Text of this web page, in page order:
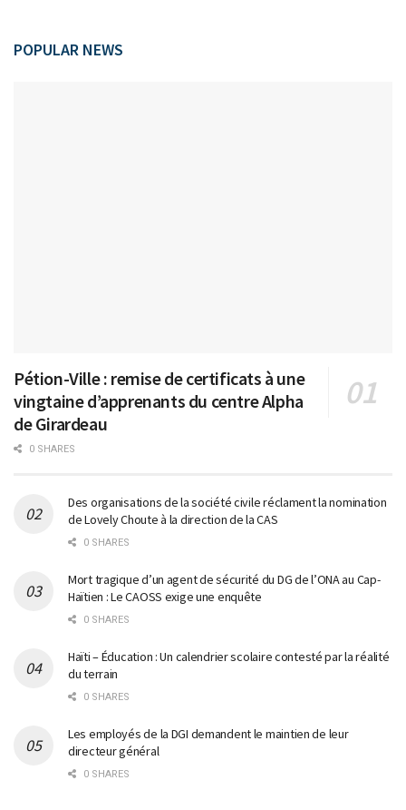
POPULAR NEWS
Pétion-Ville : remise de certificats à une
vingtaine d’apprenants du centre Alpha
de Girardeau
0 SHARES
Des organisations de la société civile réclament la nomination
de Lovely Choute à la direction de la CAS
0 SHARES
Mort tragique d’un agent de sécurité du DG de l’ONA au Cap-
Haïtien : Le CAOSS exige une enquête
0 SHARES
Haïti – Éducation : Un calendrier scolaire contesté par la réalité
du terrain
0 SHARES
Les employés de la DGI demandent le maintien de leur
directeur général
0 SHARES